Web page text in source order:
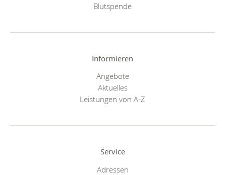
Blutspende
Informieren
Angebote
Aktuelles
Leistungen von A-Z
Service
Adressen